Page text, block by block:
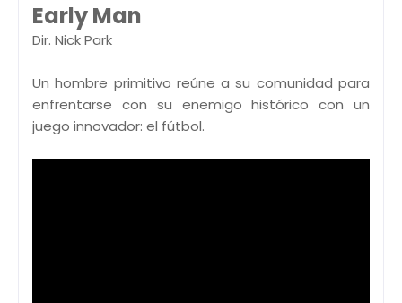
Early Man
Dir. Nick Park
Un hombre primitivo reúne a su comunidad para
enfrentarse con su enemigo histórico con un
juego innovador: el fútbol.